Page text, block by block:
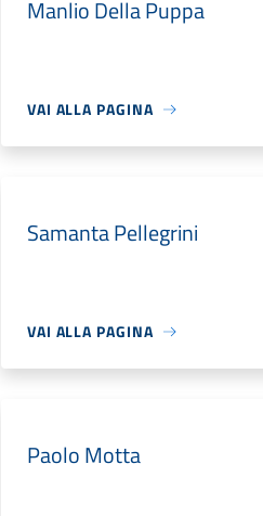
Manlio Della Puppa
VAI ALLA PAGINA
Samanta Pellegrini
VAI ALLA PAGINA
Paolo Motta